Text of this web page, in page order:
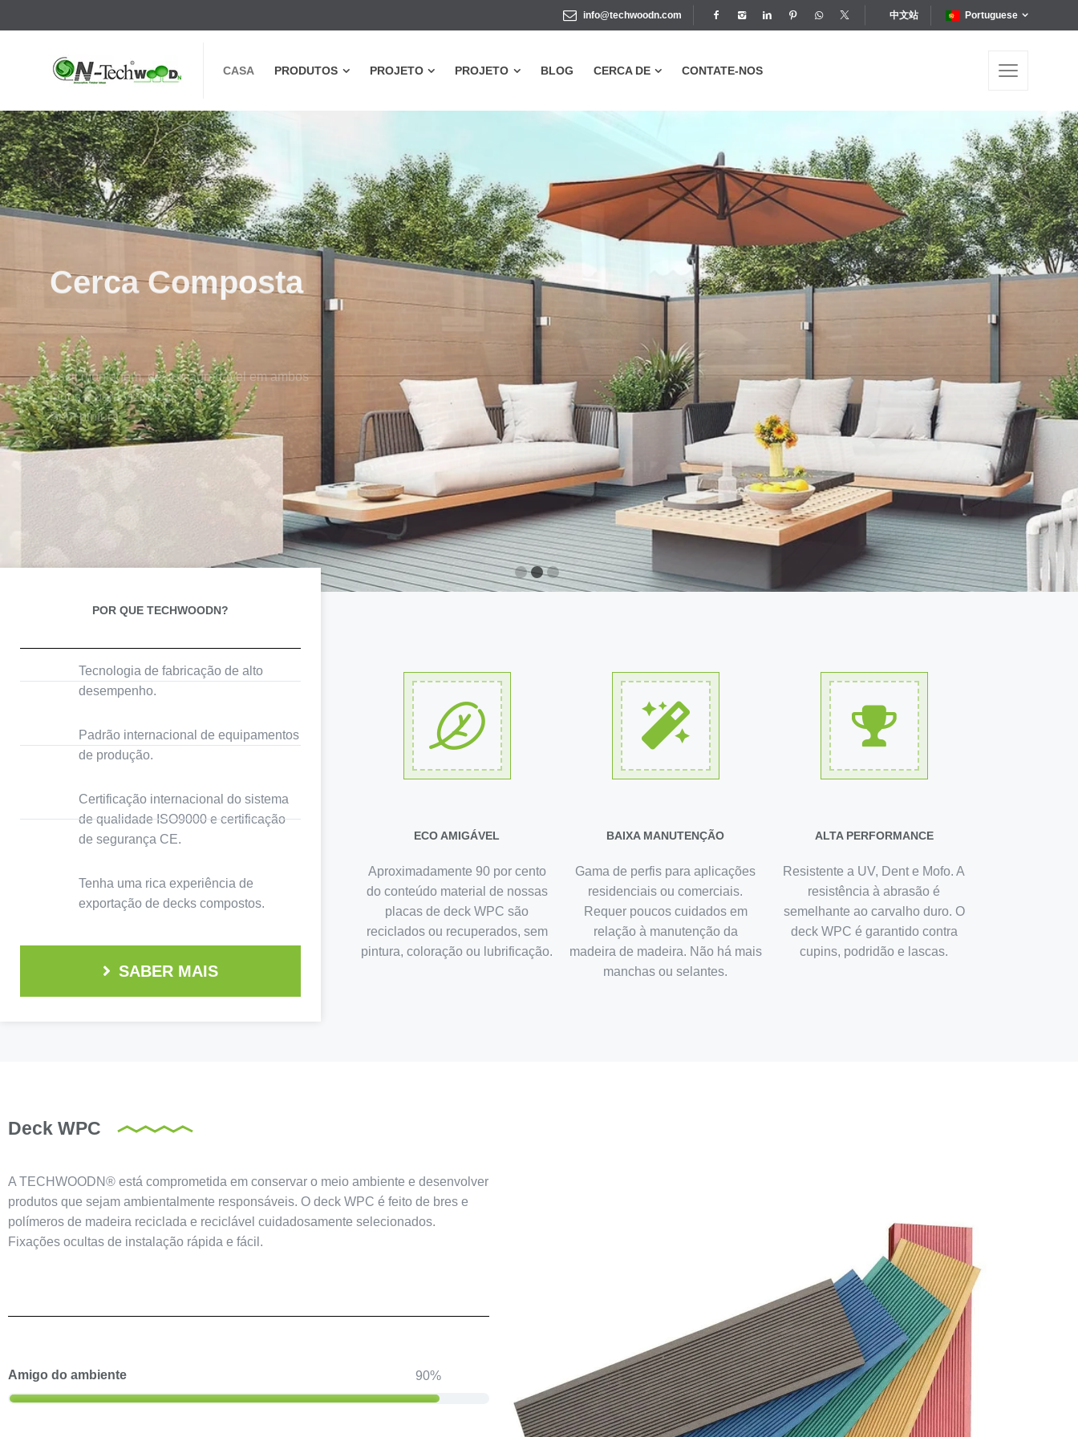
info@techwoodn.com 中文站 Portuguese
CASA PRODUTOS PROJETO PROJETO BLOG CERCA DE CONTATE-NOS
BLOG CERCA DE CONTATE-NOS
Cerca Composta
Fácil montagem, design agradável em ambos
lados e para vizinhos,
Sem pintura
DESCOBRIR
POR QUE TECHWOODN?
Tecnologia de fabricação de alto
desempenho.
Padrão internacional de equipamentos
de produção.
Certificação internacional do sistema
de qualidade ISO9000 e certificação
de segurança CE.
Tenha uma rica experiência de
exportação de decks compostos.
SABER MAIS
ECO AMIGÁVEL
Aproximadamente 90 por cento
do conteúdo material de nossas
placas de deck WPC são
reciclados ou recuperados, sem
pintura, coloração ou lubrificação.
BAIXA MANUTENÇÃO
Gama de perfis para aplicações
residenciais ou comerciais.
Requer poucos cuidados em
relação à manutenção da
madeira de madeira. Não há mais
manchas ou selantes.
ALTA PERFORMANCE
Resistente a UV, Dent e Mofo. A
resistência à abrasão é
semelhante ao carvalho duro. O
deck WPC é garantido contra
cupins, podridão e lascas.
Deck WPC
A TECHWOODN® está comprometida em conservar o meio ambiente e desenvolver
produtos que sejam ambientalmente responsáveis. O deck WPC é feito de bres e
polímeros de madeira reciclada e reciclável cuidadosamente selecionados.
Fixações ocultas de instalação rápida e fácil.
Amigo do ambiente 90